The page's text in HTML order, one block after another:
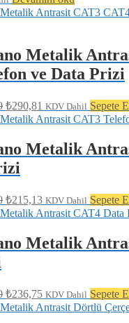
Metalik
ve Data Prizi
Orijinal
fiyat:
₺290,81 Şu
andaki
fiyat:
₺290,81.
KDV Dahil Sepete
Metalik
Orijinal
fiyat:
₺215,13 Şu
andaki
fiyat:
₺215,13.
KDV Dahil Sepete
Metalik
Orijinal
fiyat:
₺236,75 Şu
andaki
fiyat:
KDV Dahil Sepete